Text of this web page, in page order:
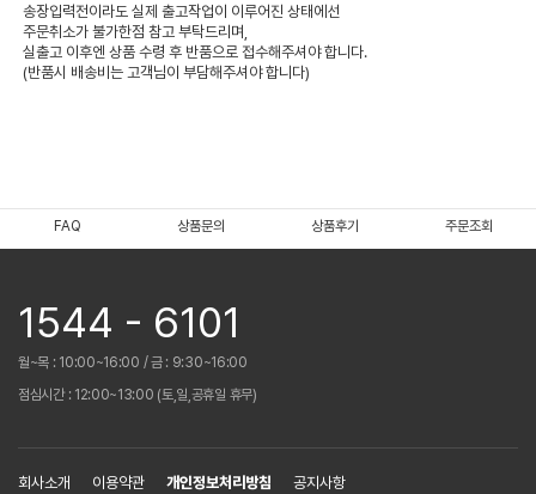
송장입력전이라도 실제 출고작업이 이루어진 상태에선
주문취소가 불가한점 참고 부탁드리며,
실출고 이후엔 상품 수령 후 반품으로 접수해주셔야 합니다.
(반품시 배송비는 고객님이 부담해주셔야 합니다)
FAQ 상품문의 상품후기 주문조회
1544 - 6101
월~목 : 10:00~16:00 / 금 : 9:30~16:00
점심시간 : 12:00~13:00 (토,일,공휴일 휴무)
회사소개 이용약관 개인정보처리방침 공지사항